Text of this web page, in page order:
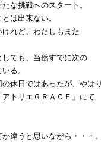
な挑戦へのスタート。
は出来ない。
れど、わたしもまた
ても、当然すでに次の
る。
休日ではあったが、やはり
トリエＧＲＡＣＥ」にて
違うと思いながら・・・。